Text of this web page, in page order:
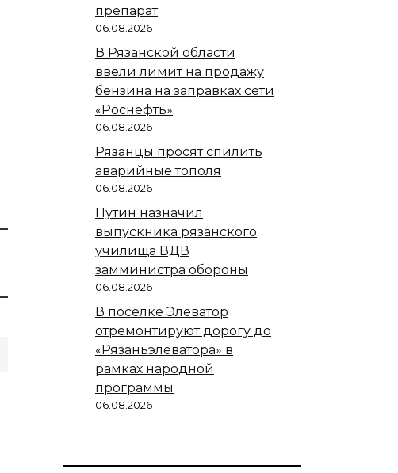
препарат
06.08.2026
В Рязанской области
ввели лимит на продажу
бензина на заправках сети
«Роснефть»
06.08.2026
Рязанцы просят спилить
аварийные тополя
06.08.2026
Путин назначил
выпускника рязанского
училища ВДВ
замминистра обороны
06.08.2026
В посёлке Элеватор
отремонтируют дорогу до
«Рязаньэлеватора» в
рамках народной
программы
06.08.2026